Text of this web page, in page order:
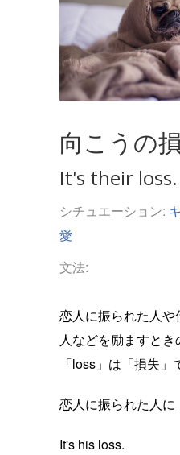
向こうの
It's their loss.
シチュエーション:
愛
文法:
恋人に振られた人
人などを励ますとき
「loss」は「損失」
恋人に振られた人に
It's his loss.